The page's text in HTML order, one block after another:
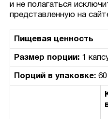
и не полагаться
представленную на
Пищевая ценность
Размер порции: 1
Порций в упаковке: 60